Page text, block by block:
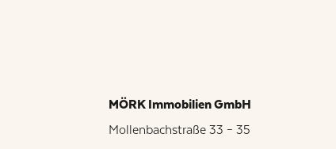
MÖRK Immobilien GmbH
Mollenbachstraße 33 – 35